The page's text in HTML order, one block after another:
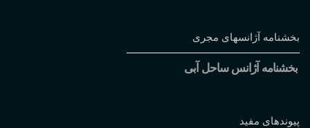
بخشنامه آژانسهای مجری
بخشنامه آژانس ساحل آبی
پیوندهای مفید